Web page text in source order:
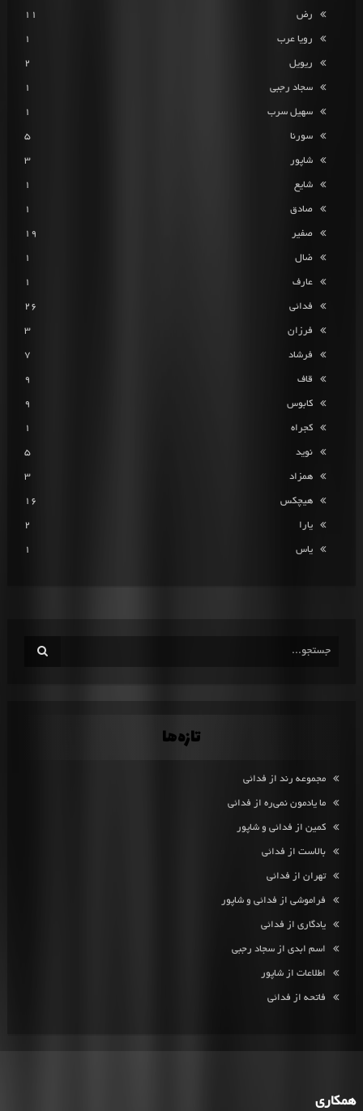
رض 11
رویا عرب 1
ریویل 2
سجاد رجبی 1
سهیل سرب 1
سورنا 5
شاپور 3
شایع 1
صادق 1
صفیر 19
ضال 1
عارف 1
فدائی 26
فرزان 3
فرشاد 7
قاف 9
کابوس 9
کجراه 1
نوید 5
همزاد 3
هیچکس 16
یارا 2
یاس 1
تازه‌ها
مجموعه رند از فدائی
ما یادمون نمی‌ره از فدائی
کمین از فدائی و شاپور
بالاست از فدائی
تهران از فدائی
فراموشی از فدائی و شاپور
یادگاری از فدائی
اسم ابدی از سجاد رجبی
اطلاعات از شاپور
فاتحه از فدائی
همکاری